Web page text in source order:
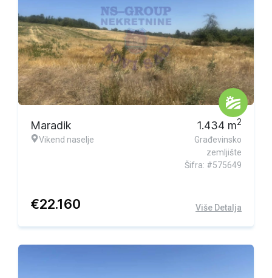
Maradik
Vikend naselje
1.434 m2
Građevinsko
zemljište
Šifra: #575649
€22.160 Više Detalja